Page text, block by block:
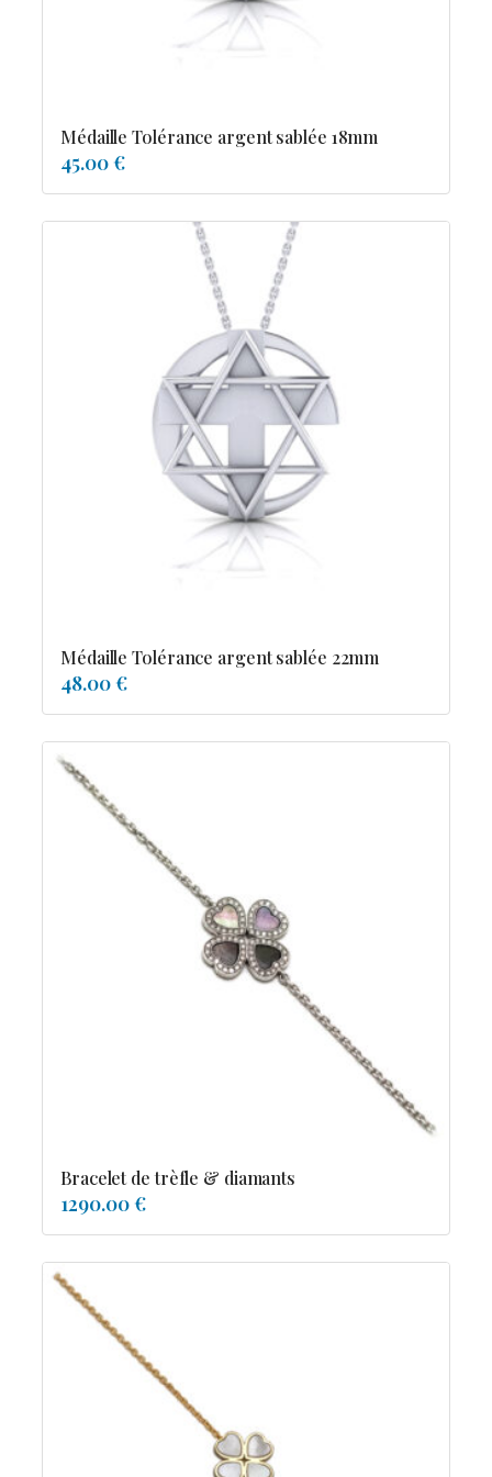
Médaille Tolérance argent sablée 18mm
45.00 €
Médaille Tolérance argent sablée 22mm
48.00 €
Bracelet de trèfle & diamants
1290.00 €